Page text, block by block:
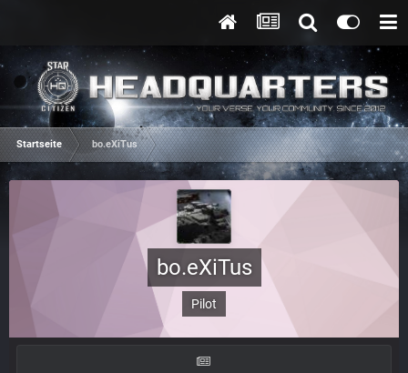
Startseite bo.eXiTus
bo.eXiTus
Pilot